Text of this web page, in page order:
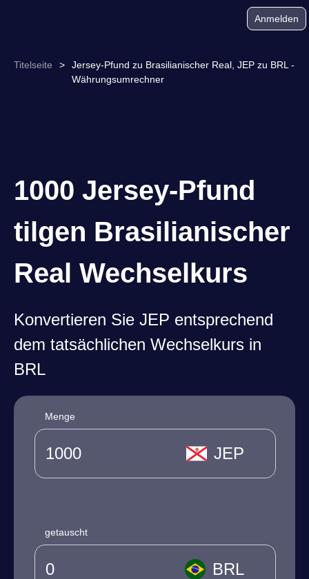
Anmelden
Titelseite >
Jersey-Pfund zu Brasilianischer Real, JEP zu BRL -
Währungsumrechner
1000 Jersey-Pfund
tilgen Brasilianischer
Real Wechselkurs
Konvertieren Sie JEP entsprechend
dem tatsächlichen Wechselkurs in
BRL
Menge
JEP
getauscht
BRL